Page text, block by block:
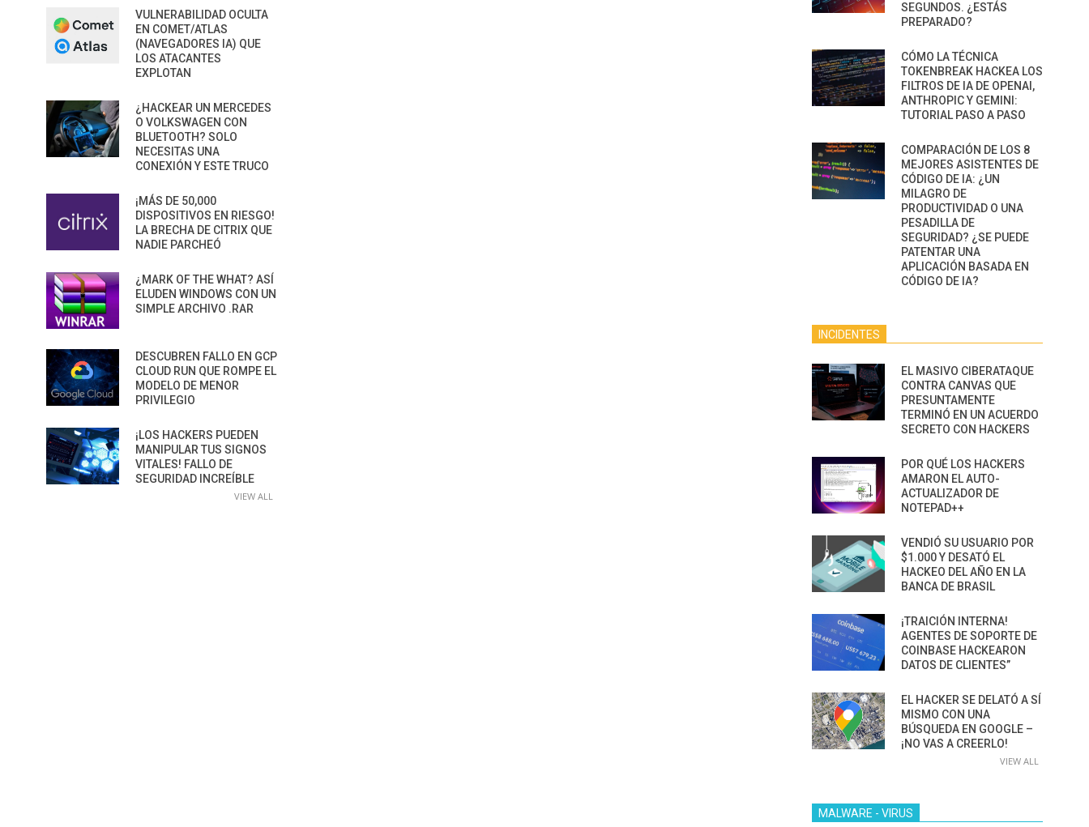
VULNERABILIDAD OCULTA
EN COMET/ATLAS
(NAVEGADORES IA) QUE
LOS ATACANTES
EXPLOTAN
¿HACKEAR UN MERCEDES
O VOLKSWAGEN CON
BLUETOOTH? SOLO
NECESITAS UNA
CONEXIÓN Y ESTE TRUCO
¡MÁS DE 50,000
DISPOSITIVOS EN RIESGO!
LA BRECHA DE CITRIX QUE
NADIE PARCHEÓ
¿MARK OF THE WHAT? ASÍ
ELUDEN WINDOWS CON UN
SIMPLE ARCHIVO .RAR
DESCUBREN FALLO EN GCP
CLOUD RUN QUE ROMPE EL
MODELO DE MENOR
PRIVILEGIO
¡LOS HACKERS PUEDEN
MANIPULAR TUS SIGNOS
VITALES! FALLO DE
SEGURIDAD INCREÍBLE
VIEW ALL
SEGUNDOS. ¿ESTÁS
PREPARADO?
CÓMO LA TÉCNICA
TOKENBREAK HACKEA LOS
FILTROS DE IA DE OPENAI,
ANTHROPIC Y GEMINI:
TUTORIAL PASO A PASO
COMPARACIÓN DE LOS 8
MEJORES ASISTENTES DE
CÓDIGO DE IA: ¿UN
MILAGRO DE
PRODUCTIVIDAD O UNA
PESADILLA DE
SEGURIDAD? ¿SE PUEDE
PATENTAR UNA
APLICACIÓN BASADA EN
CÓDIGO DE IA?
INCIDENTES
EL MASIVO CIBERATAQUE
CONTRA CANVAS QUE
PRESUNTAMENTE
TERMINÓ EN UN ACUERDO
SECRETO CON HACKERS
POR QUÉ LOS HACKERS
AMARON EL AUTO-
ACTUALIZADOR DE
NOTEPAD++
VENDIÓ SU USUARIO POR
$1.000 Y DESATÓ EL
HACKEO DEL AÑO EN LA
BANCA DE BRASIL
¡TRAICIÓN INTERNA!
AGENTES DE SOPORTE DE
COINBASE HACKEARON
DATOS DE CLIENTES”
EL HACKER SE DELATÓ A SÍ
MISMO CON UNA
BÚSQUEDA EN GOOGLE –
¡NO VAS A CREERLO!
VIEW ALL
MALWARE - VIRUS